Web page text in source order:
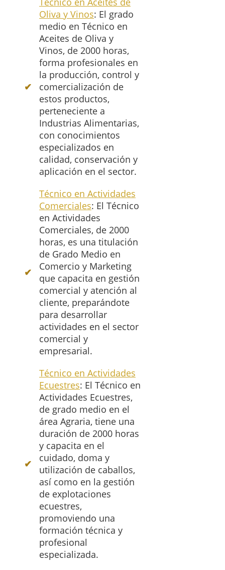
Oliva y Vinos: El grado
medio en Técnico en
Aceites de Oliva y
Vinos, de 2000 horas,
forma profesionales en
la producción, control y
comercialización de
estos productos,
perteneciente a
Industrias Alimentarias,
con conocimientos
especializados en
calidad, conservación y
aplicación en el sector.
Técnico en Actividades
Comerciales: El Técnico
en Actividades
Comerciales, de 2000
horas, es una titulación
de Grado Medio en
Comercio y Marketing
que capacita en gestión
comercial y atención al
cliente, preparándote
para desarrollar
actividades en el sector
comercial y
empresarial.
Técnico en Actividades
Ecuestres: El Técnico en
Actividades Ecuestres,
de grado medio en el
área Agraria, tiene una
duración de 2000 horas
y capacita en el
cuidado, doma y
utilización de caballos,
así como en la gestión
de explotaciones
ecuestres,
promoviendo una
formación técnica y
profesional
especializada.